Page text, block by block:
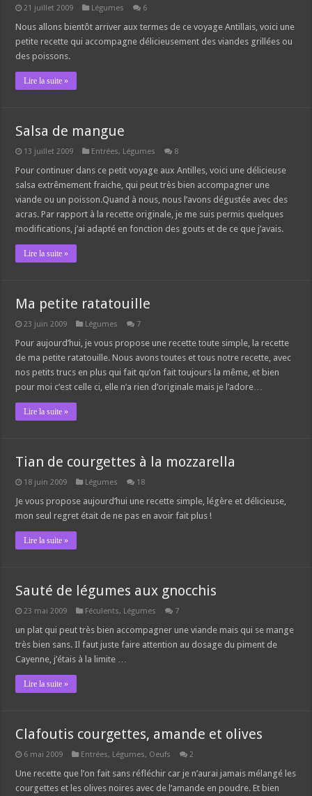
21 juillet 2009 Légumes 6
Nous allons bientôt arriver aux termes de ce voyage Antillais, voici une
petite recette qui accompagne délicieusement des viandes grillées ou
des poissons.
Lire la suite »
Salsa de mangue
13 juillet 2009 Entrées, Légumes 8
Pour continuer dans ce petit voyage aux Antilles, voici une délicieuse
salsa extrêmement fraiche, qui peut très bien accompagner une
viande ou un poisson.Quand à nous, nous l’avons dégustée avec des
acras. Par rapport à la recette originale, je me suis permis quelques
modifications, j’ai adapté en fonction des gouts et de ce que j’avais.
Lire la suite »
Ma petite ratatouille
23 juin 2009 Légumes 7
Pour aujourd’hui, je vous propose une recette toute simple, la recette
de ma petite ratatouille. Nous avons toutes et tous notre recette, avec
nos petits trucs en plus qui fait qu’on fait toujours la même, et bien
pour moi c’est celle ci, elle n’a rien d’originale mais je l’adore…
Lire la suite »
Tian de courgettes à la mozzarella
18 juin 2009 Légumes 18
Je vous propose aujourd’hui une recette simple, légère et délicieuse,
mon seul regret était de ne pas en avoir fait plus !
Lire la suite »
Sauté de légumes aux gnocchis
23 mai 2009 Féculents, Légumes 7
un plat qui peut très bien accompagner une viande mais qui se mange
très bien sans. Il faut juste faire attention au dosage du piment de
Cayenne, j’étais à la limite …
Lire la suite »
Clafoutis courgettes, amande et olives
6 mai 2009 Entrées, Légumes, Oeufs 2
Une recette que l’on fait sans réfléchir car je n’aurai jamais mélangé les
courgettes et les olives noires avec de l’amande en poudre. Et bien